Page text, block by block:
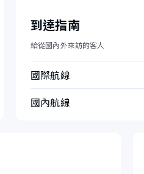
到達指南
給從國內外來訪的客人
國際航線
國內航線